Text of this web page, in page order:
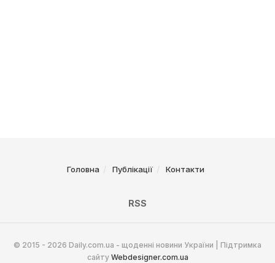
Головна Публікації Контакти
RSS
© 2015 - 2026 Daily.com.ua - щоденні новини України | Підтримка
сайту Webdesigner.com.ua